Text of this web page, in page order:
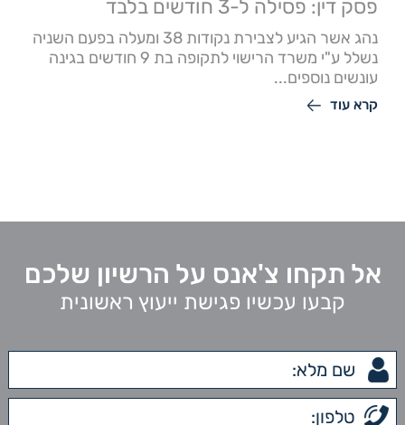
פסק דין: פסילה ל-3 חודשים בלבד
נהג אשר הגיע לצבירת נקודות 38 ומעלה בפעם השניה
נשלל ע"י משרד הרישוי לתקופה בת 9 חודשים בגינה
עונשים נוספים...
קרא עוד
אל תקחו צ'אנס על הרשיון שלכם
קבעו עכשיו פגישת ייעוץ ראשונית